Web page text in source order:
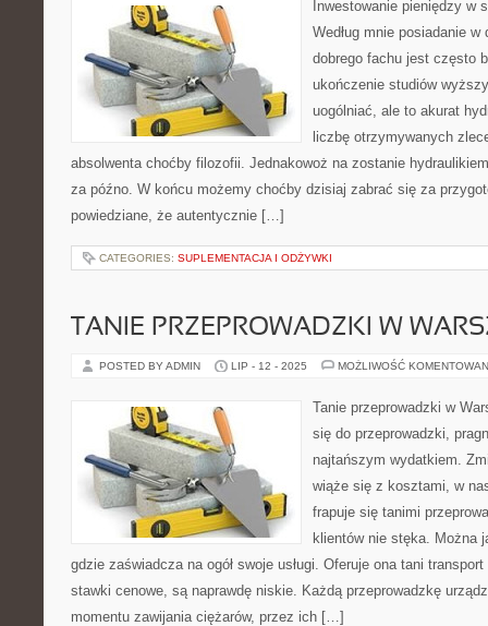
Inwestowanie pieniędzy w
Według mnie posiadanie
dobrego fachu jest często
ukończenie studiów
uogólniać, ale to akurat
liczbę otrzymywanych
absolwenta choćby filozofii. Jednakowoż na zostanie
za późno. W końcu możemy choćby dzisiaj zabrać się za
powiedziane, że autentycznie […]
CATEGORIES: SUPLEMENTACJA I ODŻYWKI
TANIE PRZEPROWADZKI W
POSTED BY ADMIN LIP - 12 - 2025 MOŻLIWOŚĆ
Tanie przeprowadzki w
się do przeprowadzki,
najtańszym wydatkiem.
wiąże się z kosztami, w
frapuje się tanimi
klientów nie stęka. Można
gdzie zaświadcza na ogół swoje usługi. Oferuje ona tani
stawki cenowe, są naprawdę niskie. Każdą przeprowadzkę
momentu zawijania ciężarów, przez ich […]